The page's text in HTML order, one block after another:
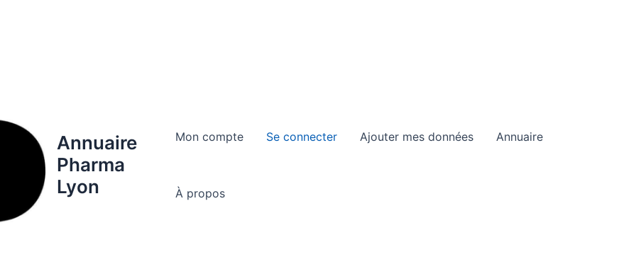
Annuaire
Pharma
Lyon
Mon compte Se connecter Ajouter mes données Annuaire
À propos